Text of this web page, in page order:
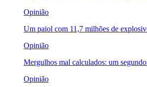
Opinião
Um paiol com 11,7 milhões de
Opinião
Mergulhos mal calculados: um
Opinião